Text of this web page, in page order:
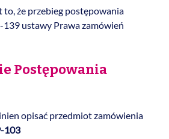
to, że przebieg postępowania
ustawy Prawa zamówień
Postępowania
opisać przedmiot zamówienia
103